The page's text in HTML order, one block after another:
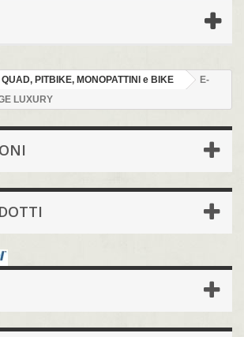
QUAD, PITBIKE, MONOPATTINI e BIKE
E-
LUXURY